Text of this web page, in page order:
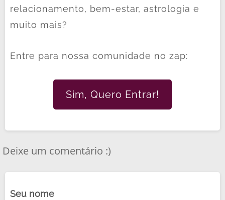
signo tem sua
personalidade,
seu jeitinho
surgem muitos
dupla funciona
relacionamento, bem-estar, astrologia e
muito mais?
Entre para nossa comunidade no zap:
Sim, Quero Entrar!
Deixe um comentário :)
Seu nome